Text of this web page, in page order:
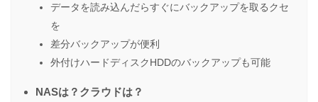
データを読み込んだらすぐにバックアップを取るクセ
を
差分バックアップが便利
外付けハードディスクHDDのバックアップも可能
NASは？クラウドは？